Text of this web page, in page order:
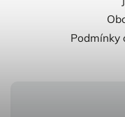
Podmínky